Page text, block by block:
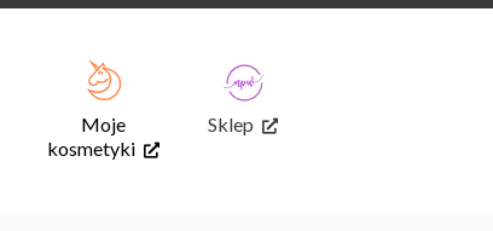
Moje
kosmetyki
Sklep